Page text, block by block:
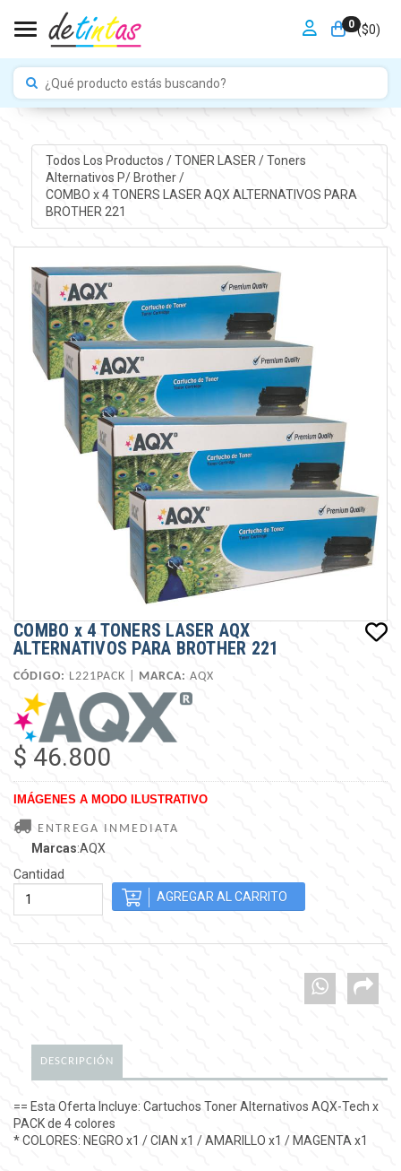
0 ($0)
Toggle navigation
Todos Los Productos /TONER LASER /Toners
Alternativos P/ Brother/
COMBO x 4 TONERS LASER AQX ALTERNATIVOS PARA
BROTHER 221
COMBO x 4 TONERS LASER AQX
ALTERNATIVOS PARA BROTHER 221
CÓDIGO: L221PACK | MARCA: AQX
$ 46.800
IMÁGENES A MODO ILUSTRATIVO
ENTREGA INMEDIATA
Marcas:AQX
Cantidad
DESCRIPCIÓN
== Esta Oferta Incluye: Cartuchos Toner Alternativos AQX-Tech x
PACK de 4 colores
* COLORES: NEGRO x1 / CIAN x1 / AMARILLO x1 / MAGENTA x1